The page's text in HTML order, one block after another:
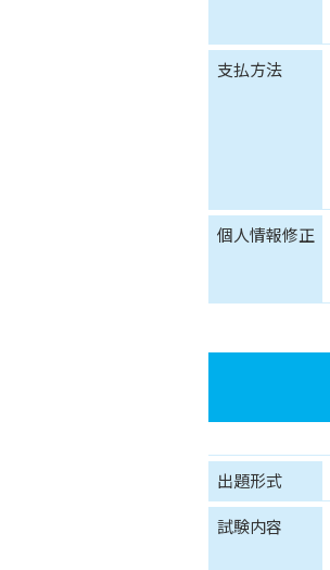
支払方法
個人情報修正
出題形式
試験内容